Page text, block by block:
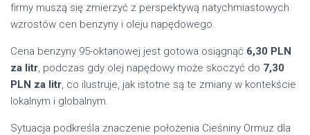
firmy muszą się zmierzyć z perspektywą natychmiastowych
wzrostów cen benzyny i oleju napędowego.
Cena benzyny 95-oktanowej jest gotowa osiągnąć 6,30 PLN
za litr, podczas gdy olej napędowy może skoczyć do 7,30
PLN za litr, co ilustruje, jak istotne są te zmiany w kontekście
lokalnym i globalnym.
Sytuacja podkreśla znaczenie położenia Cieśniny Ormuz dla